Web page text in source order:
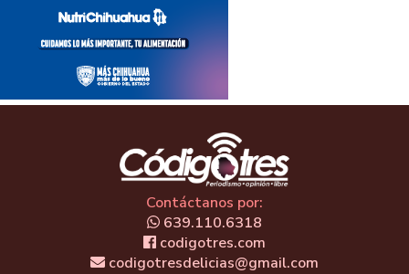
Contáctanos por:
639.110.6318
codigotres.com
codigotresdelicias@gmail.com